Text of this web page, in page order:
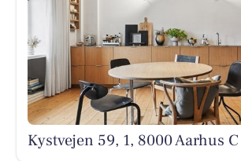
Kystvejen 59, 1, 8000 Aarhus C